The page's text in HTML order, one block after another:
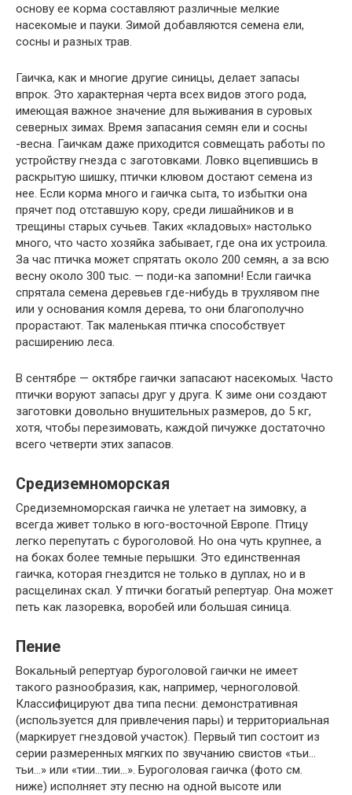
основу ее корма составляют различные мелкие
насекомые и пауки. Зимой добавляются семена ели,
сосны и разных трав.
Гаичка, как и многие другие синицы, делает запасы
впрок. Это характерная черта всех видов этого рода,
имеющая важное значение для выживания в суровых
северных зимах. Время запасания семян ели и сосны
-весна. Гаичкам даже приходится совмещать работы по
устройству гнезда с заготовками. Ловко вцепившись в
раскрытую шишку, птички клювом достают семена из
нее. Если корма много и гаичка сыта, то избытки она
прячет под отставшую кору, среди лишайников и в
трещины старых сучьев. Таких «кладовых» настолько
много, что часто хозяйка забывает, где она их устроила.
За час птичка может спрятать около 200 семян, а за всю
весну около 300 тыс. — поди-ка запомни! Если гаичка
спрятала семена деревьев где-нибудь в трухлявом пне
или у основания комля дерева, то они благополучно
прорастают. Так маленькая птичка способствует
расширению леса.
В сентябре — октябре гаички запасают насекомых. Часто
птички воруют запасы друг у друга. К зиме они создают
заготовки довольно внушительных размеров, до 5 кг,
хотя, чтобы перезимовать, каждой пичужке достаточно
всего четверти этих запасов.
Средиземноморская
Средиземноморская гаичка не улетает на зимовку, а
всегда живет только в юго-восточной Европе. Птицу
легко перепутать с буроголовой. Но она чуть крупнее, а
на боках более темные перышки. Это единственная
гаичка, которая гнездится не только в дуплах, но и в
расщелинах скал. У птички богатый репертуар. Она может
петь как лазоревка, воробей или большая синица.
Пение
Вокальный репертуар буроголовой гаички не имеет
такого разнообразия, как, например, черноголовой.
Классифицируют два типа песни: демонстративная
(используется для привлечения пары) и территориальная
(маркирует гнездовой участок). Первый тип состоит из
серии размеренных мягких по звучанию свистов «тьи…
тьи…» или «тии…тии…». Буроголовая гаичка (фото см.
ниже) исполняет эту песню на одной высоте или